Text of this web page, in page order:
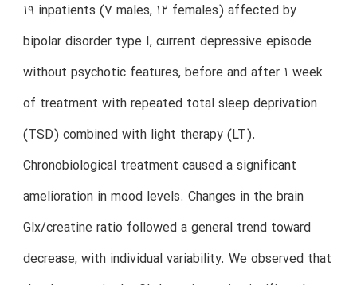
19 inpatients (7 males, 12 females) affected by
bipolar disorder type I, current depressive episode
without psychotic features, before and after 1 week
of treatment with repeated total sleep deprivation
(TSD) combined with light therapy (LT).
Chronobiological treatment caused a significant
amelioration in mood levels. Changes in the brain
Glx/creatine ratio followed a general trend toward
decrease, with individual variability. We observed that